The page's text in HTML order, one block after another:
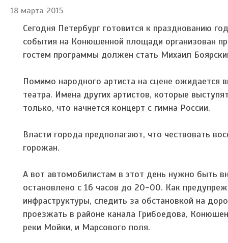
18 марта 2015
Сегодня Петербург готовится к празднованию
события на Конюшенной площади организован
гостем программы должен стать Михаил
Помимо народного артиста на сцене ожидается
театра. Имена других артистов, которые
только, что начнется концерт с гимна России.
Власти города предполагают, что чествовать
горожан.
А вот автомобилистам в этот день нужно быть
остановлено с 16 часов до 20-00. Как
инфраструктуры, следить за обстановкой на
проезжать в районе канала Грибоедова,
реки Мойки, и Марсового поля.